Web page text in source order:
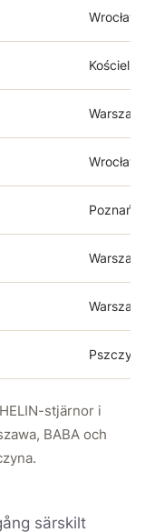
Wrocław
Wrocław
Poznań
stjärnor i
BABA och
särskilt